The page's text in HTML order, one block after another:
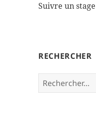
Suivre un stage
RECHERCHER
Rechercher :